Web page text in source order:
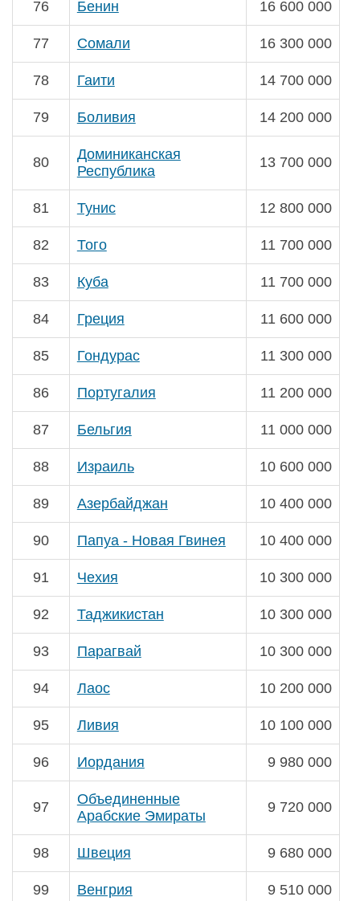
76 Бенин 16 600 000
77 Сомали 16 300 000
78 Гаити 14 700 000
79 Боливия 14 200 000
80
Доминиканская
Республика
13 700 000
81 Тунис 12 800 000
82 Того 11 700 000
83 Куба 11 700 000
84 Греция 11 600 000
85 Гондурас 11 300 000
86 Португалия 11 200 000
87 Бельгия 11 000 000
88 Израиль 10 600 000
89 Азербайджан 10 400 000
90 Папуа - Новая Гвинея 10 400 000
91 Чехия 10 300 000
92 Таджикистан 10 300 000
93 Парагвай 10 300 000
94 Лаос 10 200 000
95 Ливия 10 100 000
96 Иордания 9 980 000
97
Объединенные
Арабские Эмираты
9 720 000
98 Швеция 9 680 000
99 Венгрия 9 510 000